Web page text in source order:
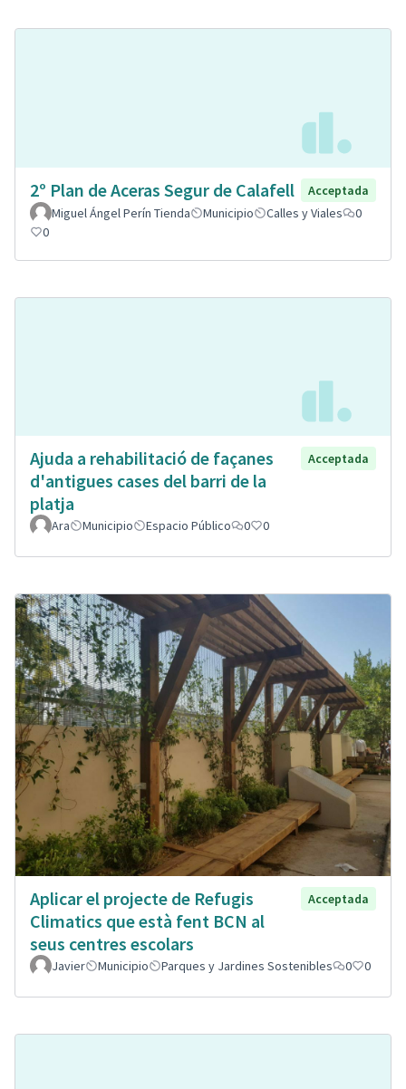
2º Plan de Aceras Segur de Calafell
Acceptada
Miguel Ángel Perín Tienda
Municipio Calles y Viales
0
0
Ajuda a rehabilitació de façanes
d'antigues cases del barri de la
platja
Acceptada
Ara Municipio Espacio Público 0 0
Aplicar el projecte de Refugis
Climatics que està fent BCN al
seus centres escolars
Acceptada
Javier Municipio Parques y Jardines Sostenibles 0 0